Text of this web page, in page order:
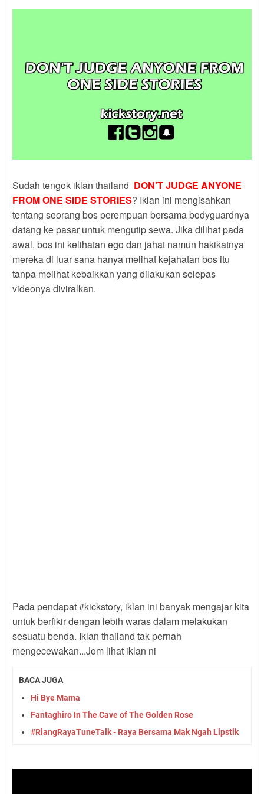
Sudah tengok iklan thailand DON'T JUDGE ANYONE
FROM ONE SIDE STORIES? Iklan ini mengisahkan
tentang seorang bos perempuan bersama bodyguardnya
datang ke pasar untuk mengutip sewa. Jika dilihat pada
awal, bos ini kelihatan ego dan jahat namun hakikatnya
mereka di luar sana hanya melihat kejahatan bos itu
tanpa melihat kebaikkan yang dilakukan selepas
videonya diviralkan.
Pada pendapat #kickstory, iklan ini banyak mengajar kita
untuk berfikir dengan lebih waras dalam melakukan
sesuatu benda. Iklan thailand tak pernah
mengecewakan...Jom lihat iklan ni
BACA JUGA
Hi Bye Mama
Fantaghiro In The Cave of The Golden Rose
#RiangRayaTuneTalk - Raya Bersama Mak Ngah Lipstik